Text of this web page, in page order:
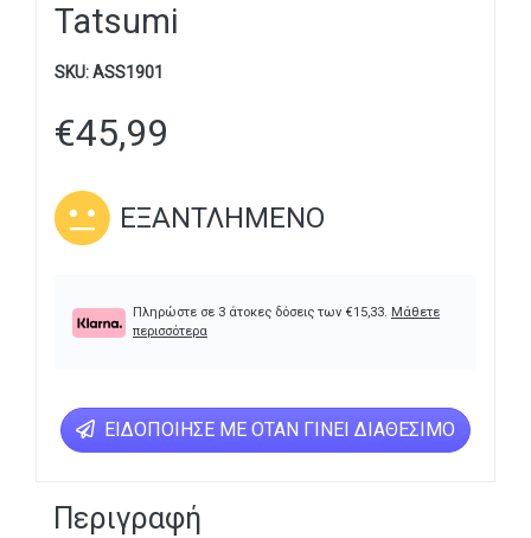
Tatsumi
SKU:ASS1901
€45,99
ΕΞΑΝΤΛΗΜΈΝΟ
Πληρώστε σε 3 άτοκες δόσεις των €15,33. Μάθετε
περισσότερα
ΕΙΔΟΠΟΊΗΣΕ ΜΕ ΌΤΑΝ ΓΊΝΕΙ ΔΙΑΘΈΣΙΜΟ
Περιγραφή